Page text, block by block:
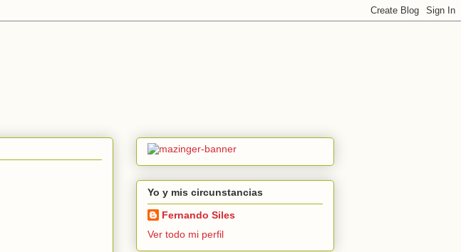
Yo y mis circunstancias
Fernando Siles
Ver todo mi perfil